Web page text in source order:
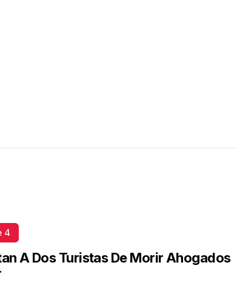
4
A Dos Turistas De Morir Ahogados